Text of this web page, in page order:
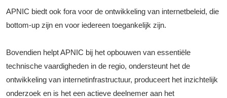
APNIC biedt ook fora voor de ontwikkeling van internetbeleid, die
bottom-up zijn en voor iedereen toegankelijk zijn.
Bovendien helpt APNIC bij het opbouwen van essentiële
technische vaardigheden in de regio, ondersteunt het de
ontwikkeling van internetinfrastructuur, produceert het inzichtelijk
onderzoek en is het een actieve deelnemer aan het